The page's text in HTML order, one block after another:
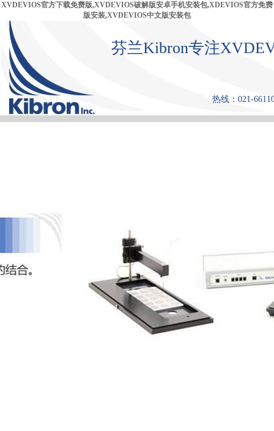
XVDEVIOS官方下载免费版,XVDEVIOS破解版安卓手机安装包,XDEVIOS官方免费
版安装,XVDEVIOS中文版安装包
芬兰Kibron专注
热线：021-
首 页 产品中心 张力仪